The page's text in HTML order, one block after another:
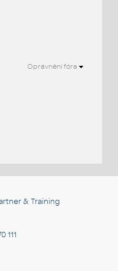
Oprávnění fóra
& Training
111